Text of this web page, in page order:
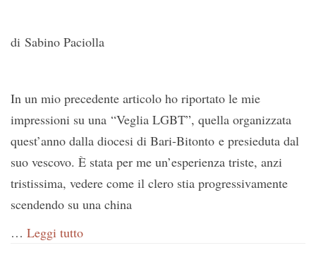
di Sabino Paciolla
In un mio precedente articolo ho riportato le mie
impressioni su una “Veglia LGBT”, quella organizzata
quest’anno dalla diocesi di Bari-Bitonto e presieduta dal
suo vescovo. È stata per me un’esperienza triste, anzi
tristissima, vedere come il clero stia progressivamente
scendendo su una china
… Leggi tutto